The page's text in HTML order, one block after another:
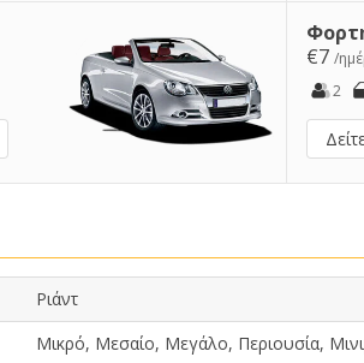
€7 /
2
Ριάντ
Μικρό, Μεσαίο, Μεγάλο, Περιουσία,